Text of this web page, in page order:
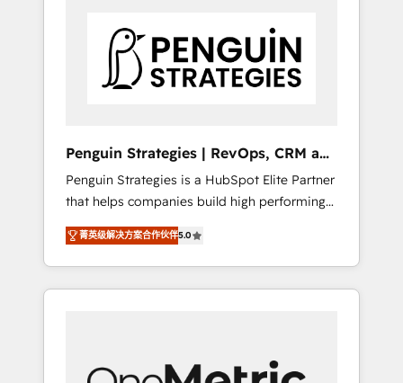
extensibility, custom development, and
ongoing RevOps support.
leurs données. C'est le paradoxe français :
conscience totale, action nulle. La solution
s'appelle l'Entreprise Augmentée. Ce n'est pas
Pas pour remplacer l'humain, mais pour
l'augmenter. Chez Ideagency, nous
accompagnons cette transformation. D'abord
les fondations : des données unifiées, des
processus alignés. Ensuite l'augmentation :
l'IA là où elle crée de la valeur. Et surtout :
l'humain qui reste au centre. Parce que la
Penguin Strategies | RevOps, CRM and
AI
Penguin Strategies is a HubSpot Elite Partner
that helps companies build high performing
revenue operations across complex sales
cycles, multi system environments and global
SaaS or manufacturing teams. Trusted by
leading enterprises and fast growing scale
architecture 🔗 CRM migrations & End to end
菁英级解决方案合作伙伴5.0